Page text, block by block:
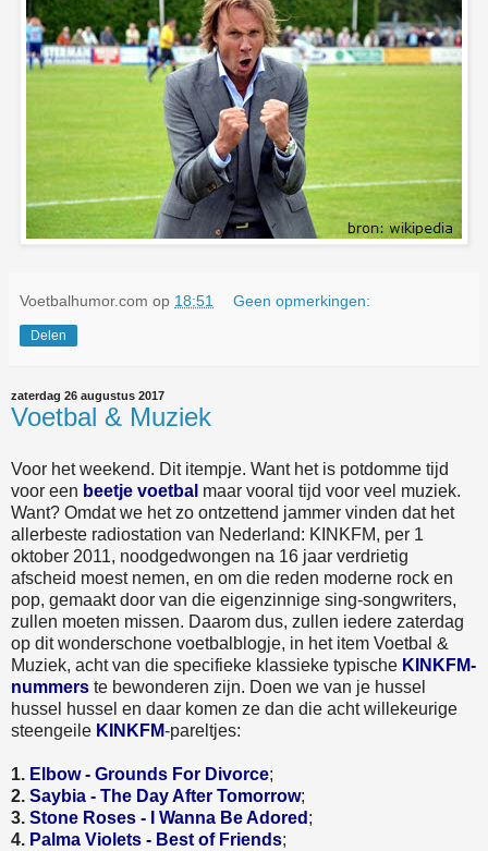
Voetbalhumor.com op 18:51 Geen opmerkingen:
Delen
zaterdag 26 augustus 2017
Voetbal & Muziek
Voor het weekend. Dit itempje. Want het is potdomme tijd
voor een beetje voetbal maar vooral tijd voor veel muziek.
Want? Omdat we het zo ontzettend jammer vinden dat het
allerbeste radiostation van Nederland: KINKFM, per 1
oktober 2011, noodgedwongen na 16 jaar verdrietig
afscheid moest nemen, en om die reden moderne rock en
pop, gemaakt door van die eigenzinnige sing-songwriters,
zullen moeten missen. Daarom dus, zullen iedere zaterdag
op dit wonderschone voetbalblogje, in het item Voetbal &
Muziek, acht van die specifieke klassieke typische KINKFM-
nummers te bewonderen zijn. Doen we van je hussel
hussel hussel en daar komen ze dan die acht willekeurige
steengeile KINKFM-pareltjes:
1. Elbow - Grounds For Divorce;
2. Saybia - The Day After Tomorrow;
3. Stone Roses - I Wanna Be Adored ;
4. Palma Violets - Best of Friends;